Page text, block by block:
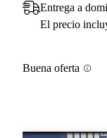
Entrega a
El precio
Buena oferta